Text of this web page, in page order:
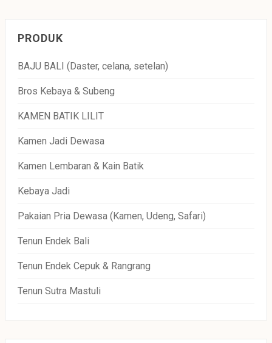
PRODUK
BAJU BALI (Daster, celana, setelan)
Bros Kebaya & Subeng
KAMEN BATIK LILIT
Kamen Jadi Dewasa
Kamen Lembaran & Kain Batik
Kebaya Jadi
Pakaian Pria Dewasa (Kamen, Udeng, Safari)
Tenun Endek Bali
Tenun Endek Cepuk & Rangrang
Tenun Sutra Mastuli